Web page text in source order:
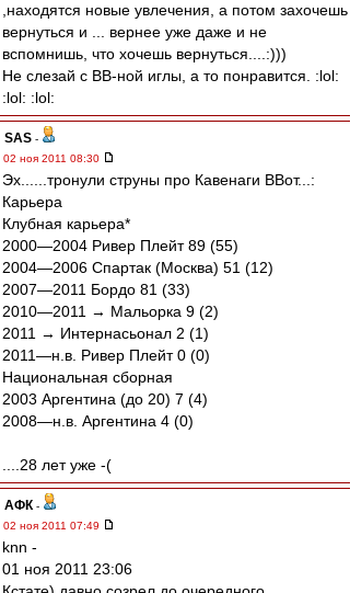
,находятся новые увлечения, а потом захочешь
вернуться и ... вернее уже даже и не
вспомнишь, что хочешь вернуться....:)))
Не слезай с ВВ-ной иглы, а то понравится. :lol:
:lol: :lol:
SAS -
02 ноя 2011 08:30
Эх......тронули струны про Кавенаги ВВот...:
Карьера
Клубная карьера*
2000—2004 Ривер Плейт 89 (55)
2004—2006 Спартак (Москва) 51 (12)
2007—2011 Бордо 81 (33)
2010—2011 → Мальорка 9 (2)
2011 → Интернасьонал 2 (1)
2011—н.в. Ривер Плейт 0 (0)
Национальная сборная
2003 Аргентина (до 20) 7 (4)
2008—н.в. Аргентина 4 (0)
....28 лет уже -(
АФК -
02 ноя 2011 07:49
knn -
01 ноя 2011 23:06